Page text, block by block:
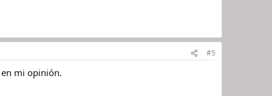
#5
en mi opinión.